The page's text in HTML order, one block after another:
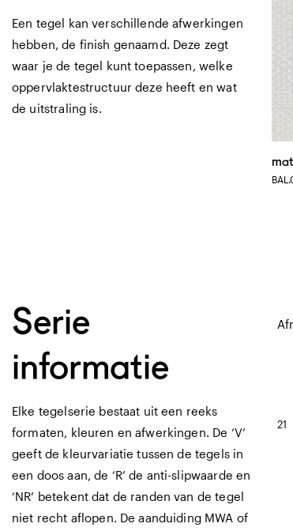
Een tegel kan verschillende afwerkingen
hebben, de finish genaamd. Deze zegt
waar je de tegel kunt toepassen, welke
oppervlaktestructuur deze heeft en wat
de uitstraling is.
Serie
informatie
Elke tegelserie bestaat uit een reeks
formaten, kleuren en afwerkingen. De ‘V’
geeft de kleurvariatie tussen de tegels in
een doos aan, de ‘R’ de anti-slipwaarde en
‘NR’ betekent dat de randen van de tegel
niet recht aflopen. De aanduiding MWA of
21